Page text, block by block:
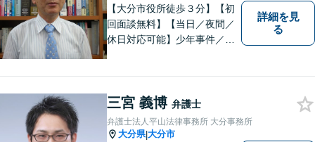
【大分市役所徒歩３分】【初
回面談無料】【当日／夜間／
休日対応可能】少年事件／家
ービスを受けられるべく、社
会正義の実現のために最善を
尽くします。
詳細を見
る
三宮 義博 弁護士
弁護士法人平山法律事務所 大分事務所
大分県|大分市